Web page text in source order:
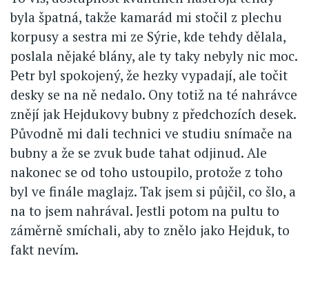
byla špatná, takže kamarád mi stočil z plechu
korpusy a sestra mi ze Sýrie, kde tehdy dělala,
poslala nějaké blány, ale ty taky nebyly nic moc.
Petr byl spokojený, že hezky vypadají, ale točit
desky se na ně nedalo. Ony totiž na té nahrávce
znějí jak Hejdukovy bubny z předchozích desek.
Původně mi dali technici ve studiu snímače na
bubny a že se zvuk bude tahat odjinud. Ale
nakonec se od toho ustoupilo, protože z toho
byl ve finále maglajz. Tak jsem si půjčil, co šlo, a
na to jsem nahrával. Jestli potom na pultu to
záměrně smíchali, aby to znělo jako Hejduk, to
fakt nevím.